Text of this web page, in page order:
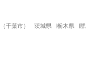
（千葉市） 茨城県 栃木県